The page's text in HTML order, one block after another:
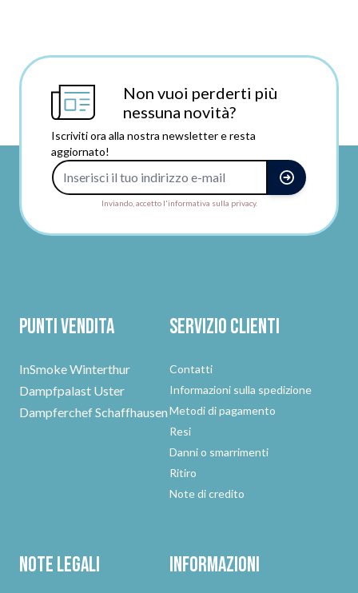
Non vuoi perderti più
nessuna novità?
Iscriviti ora alla nostra newsletter e resta
aggiornato!
Inviando, accetto l'informativa sulla privacy.
Punti vendita
InSmoke Winterthur
Dampfpalast Uster
Dampferchef Schaffhausen
Servizio clienti
Contatti
Informazioni sulla spedizione
Metodi di pagamento
Resi
Danni o smarrimenti
Ritiro
Note di credito
Note legali Informazioni